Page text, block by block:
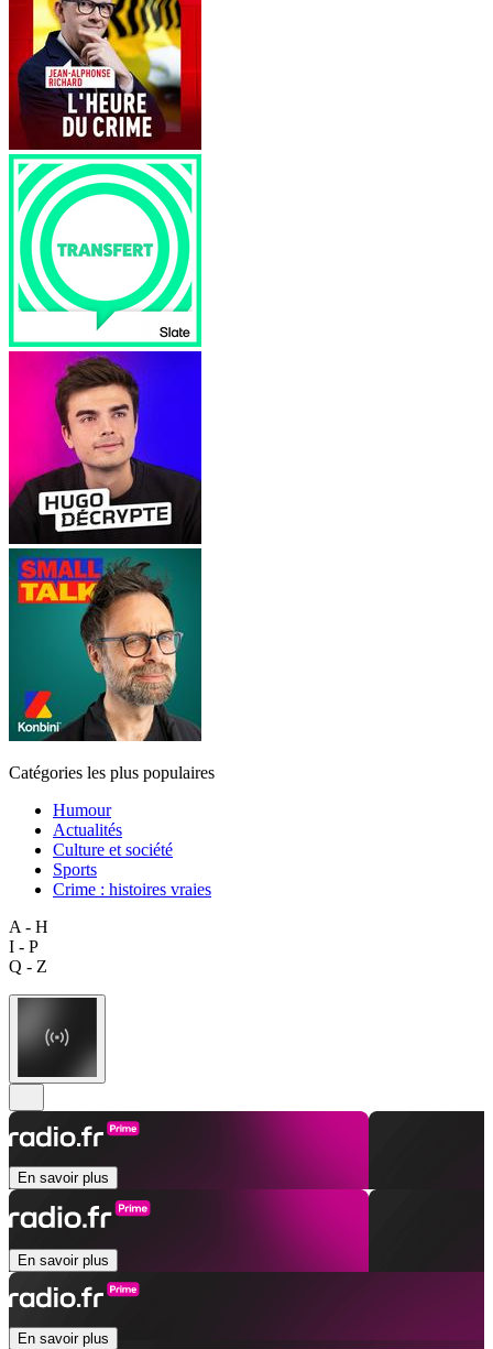
Catégories les plus populaires
Humour
Actualités
Culture et société
Sports
Crime : histoires vraies
A - H
I - P
Q - Z
En savoir plus
En savoir plus
En savoir plus